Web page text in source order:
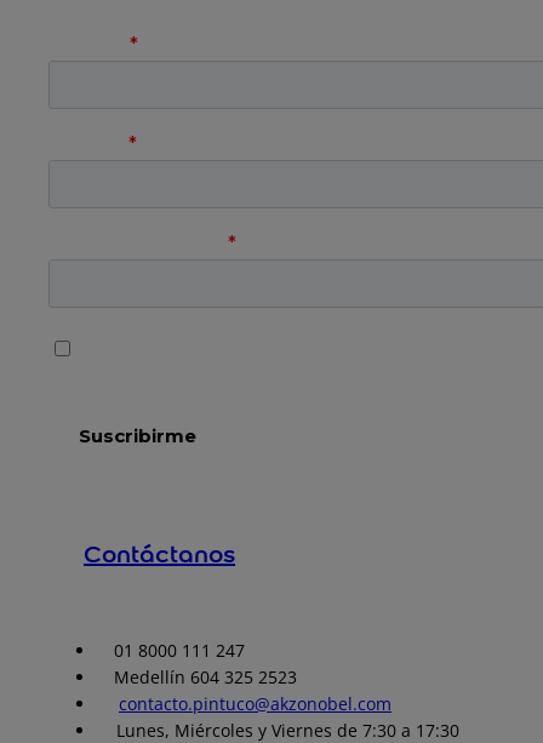
Contáctanos
01 8000 111 247
Medellín 604 325 2523
contacto.pintuco@akzonobel.com
Lunes, Miércoles y Viernes de 7:30 a 17:30